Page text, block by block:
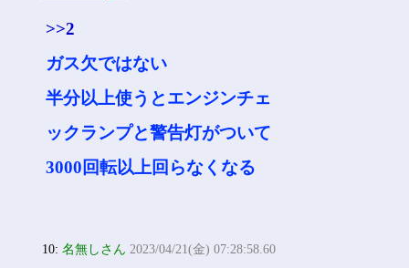
>>2
ガス欠ではない
半分以上使うとエンジンチェ
ックランプと警告灯がついて
3000回転以上回らなくなる
10:名無しさん 2023/04/21(金) 07:28:58.60